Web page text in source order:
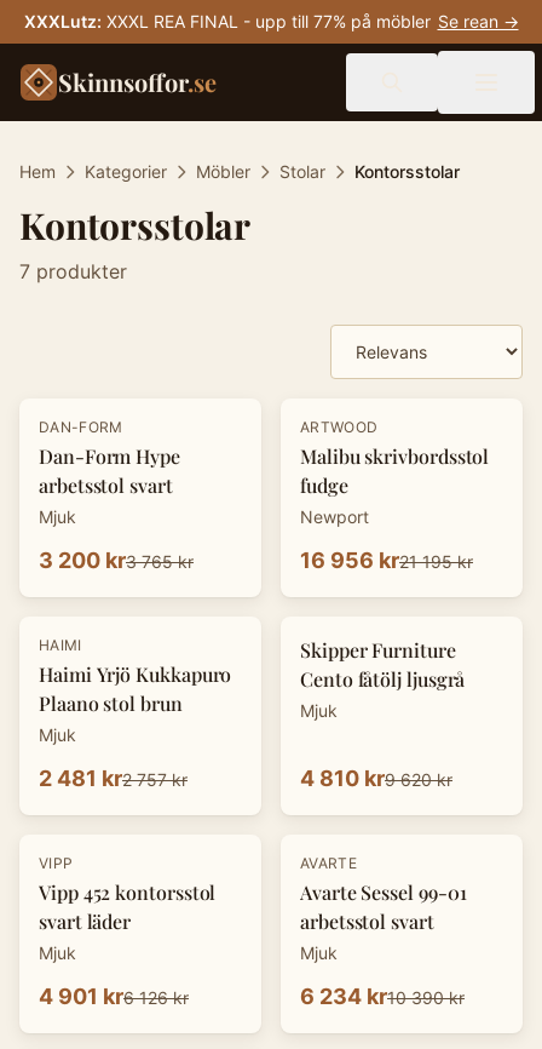
XXXLutz: XXXL REA FINAL - upp till 77% på möbler Se rean →
Skinnsoffor.se
Hem Kategorier Möbler Stolar Kontorsstolar
Kontorsstolar
7 produkter
-15%
DAN-FORM
Dan-Form Hype
arbetsstol svart
Mjuk
3 200 kr3 765 kr
-20%
ARTWOOD
Malibu skrivbordsstol
fudge
Newport
16 956 kr21 195 kr
-10%
HAIMI
Haimi Yrjö Kukkapuro
Plaano stol brun
Mjuk
2 481 kr2 757 kr
-50
Skipper Furniture
Cento fåtölj ljusgrå
Mjuk
4 810 kr9 620 kr
-20%
VIPP
Vipp 452 kontorsstol
svart läder
Mjuk
4 901 kr6 126 kr
-40%
AVARTE
Avarte Sessel 99-01
arbetsstol svart
Mjuk
6 234 kr10 390 kr